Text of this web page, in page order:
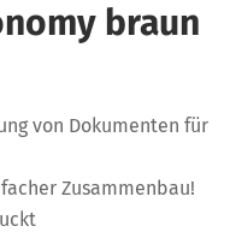
braun
von Dokumenten für
Zusammenbau!